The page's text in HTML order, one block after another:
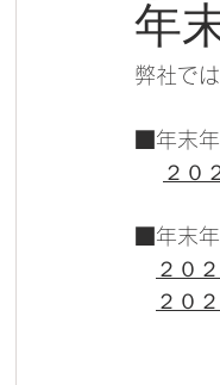
年
弊社で
■年末
２０
■年末
２０
２０